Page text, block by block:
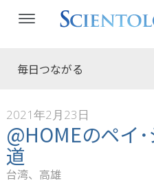
毎日つながる
2021年2月23日
@HOMEのペイ
道
台湾、高雄